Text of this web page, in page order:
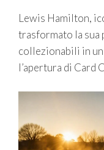
Lewis Hamilton,
trasformato la sua
collezionabili in
l’apertura di Card